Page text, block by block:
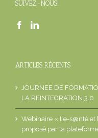
SUIVEZ-NOUS!
ARTICLES RÉCENTS
JOURNEE DE
LA REINTEGRATION 3.0
Webinaire « L’e-s@nté
proposé par la